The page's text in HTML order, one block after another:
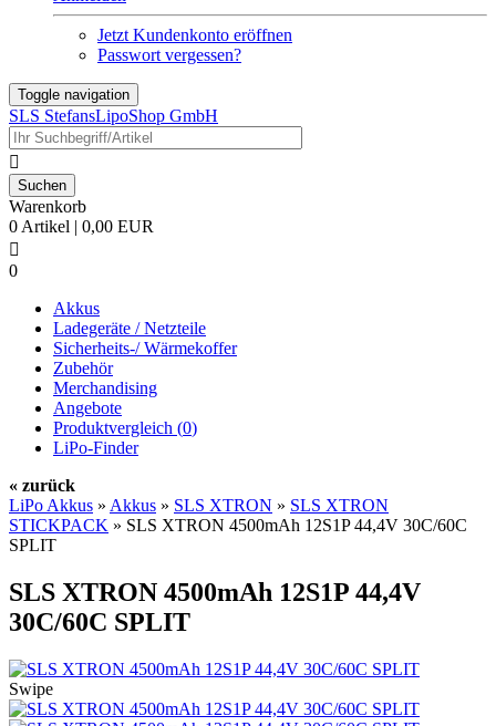
Jetzt Kundenkonto eröffnen
Passwort vergessen?
Toggle navigation
SLS StefansLipoShop GmbH

Warenkorb
0 Artikel | 0,00 EUR

0
Akkus
Ladegeräte / Netzteile
Sicherheits-/ Wärmekoffer
Zubehör
Merchandising
Angebote
Produktvergleich (0)
LiPo-Finder
« zurück
LiPo Akkus » Akkus » SLS XTRON » SLS XTRON
STICKPACK » SLS XTRON 4500mAh 12S1P 44,4V 30C/60C
SPLIT
SLS XTRON 4500mAh 12S1P 44,4V
30C/60C SPLIT
Swipe